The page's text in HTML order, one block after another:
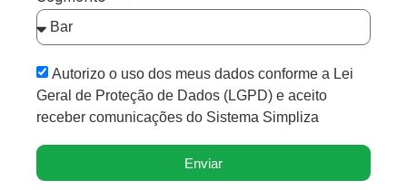
Autorizo o uso dos meus dados conforme a Lei
Geral de Proteção de Dados (LGPD) e aceito
receber comunicações do Sistema Simpliza
Enviar